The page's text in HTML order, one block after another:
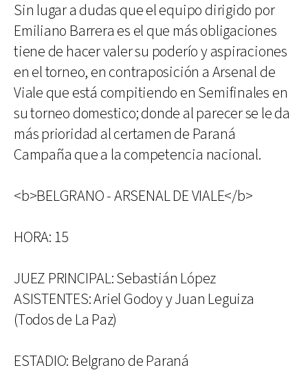
Sin lugar a dudas que el equipo dirigido por
Emiliano Barrera es el que más obligaciones
tiene de hacer valer su poderío y aspiraciones
en el torneo, en contraposición a Arsenal de
Viale que está compitiendo en Semifinales en
su torneo domestico; donde al parecer se le da
más prioridad al certamen de Paraná
Campaña que a la competencia nacional.
<b>BELGRANO - ARSENAL DE VIALE</b>
HORA: 15
JUEZ PRINCIPAL: Sebastián López
ASISTENTES: Ariel Godoy y Juan Leguiza
(Todos de La Paz)
ESTADIO: Belgrano de Paraná